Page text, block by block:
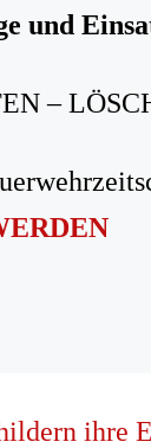
und
–
ihre